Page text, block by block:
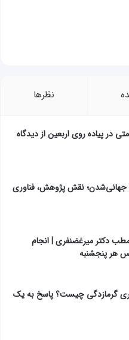
نظرها
در پیاده روی اربعین از دیدگاه
جهانی‌شدن؛ نقش پژوهش، فناوری
دکتر میرغضنفری | انجام
هر پنجشنبه
گرمازدگی چیست؟ پاسخ به یک